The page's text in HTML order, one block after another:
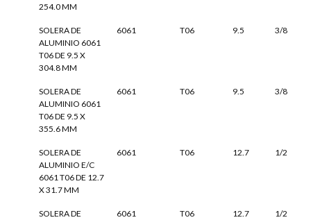
254.0 MM
SOLERA DE
ALUMINIO 6061
T06 DE 9.5 X
304.8 MM
6061 T06 9.5 3/8
SOLERA DE
ALUMINIO 6061
T06 DE 9.5 X
355.6 MM
6061 T06 9.5 3/8
SOLERA DE
ALUMINIO E/C
6061 T06 DE 12.7
X 31.7 MM
6061 T06 12.7 1/2
SOLERA DE
6061 T06 12.7 1/2